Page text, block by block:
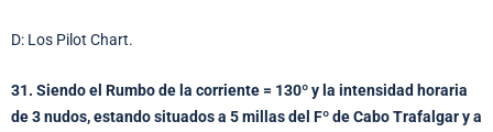
D: Los Pilot Chart.
31. Siendo el Rumbo de la corriente = 130º y la intensidad horaria
de 3 nudos, estando situados a 5 millas del Fº de Cabo Trafalgar y a